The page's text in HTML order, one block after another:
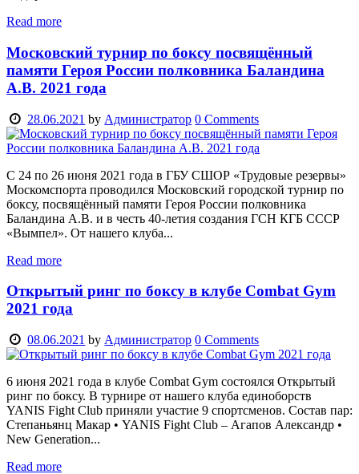
Read more
Московский турнир по боксу посвящённый
памяти Героя России полковника Баландина
А.В. 2021 года
28.06.2021 by Администратор 0 Comments
С 24 по 26 июня 2021 года в ГБУ СШОР «Трудовые резервы»
Москомспорта проводился Московский городской турнир по
боксу, посвящённый памяти Героя России полковника
Баландина А.В. и в честь 40-летия создания ГСН КГБ СССР
«Вымпел». От нашего клуба...
Read more
Открытый ринг по боксу в клубе Combat Gym
2021 года
08.06.2021 by Администратор 0 Comments
6 июня 2021 года в клубе Combat Gym состоялся Открытый
ринг по боксу. В турнире от нашего клуба единоборств
YANIS Fight Club приняли участие 9 спортсменов. Состав пар:
Степаньянц Макар • YANIS Fight Club – Агапов Александр •
New Generation...
Read more